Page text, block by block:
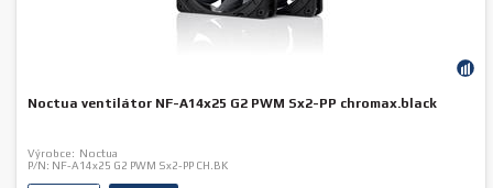
Noctua ventilátor NF-A14x25 G2 PWM Sx2-PP chromax.black
Výrobce: Noctua
P/N: NF-A14x25 G2 PWM Sx2-PP CH.BK